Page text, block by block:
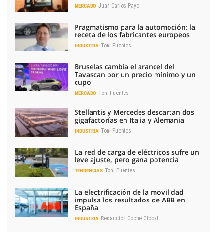
MERCADO Juan Carlos Payo
Pragmatismo para la automoción: la
receta de los fabricantes europeos
INDUSTRIA Toni Fuentes
Bruselas cambia el arancel del
Tavascan por un precio mínimo y un
cupo
MERCADO Toni Fuentes
Stellantis y Mercedes descartan dos
gigafactorías en Italia y Alemania
INDUSTRIA Toni Fuentes
La red de carga de eléctricos sufre un
leve ajuste, pero gana potencia
TENDENCIAS Toni Fuentes
La electrificación de la movilidad
impulsa los resultados de ABB en
España
INDUSTRIA Redacción Coche Global